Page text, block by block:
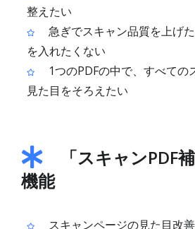
整えたい
急ぎでスキャン品質を上げ
を入れたくない
1つのPDFの中で、すべての
見た目をそろえたい
「スキャンPDF
機能
スキャンページの見た目改